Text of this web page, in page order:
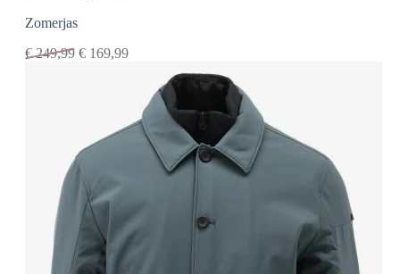
Zomerjas
€249,99 € 169,99